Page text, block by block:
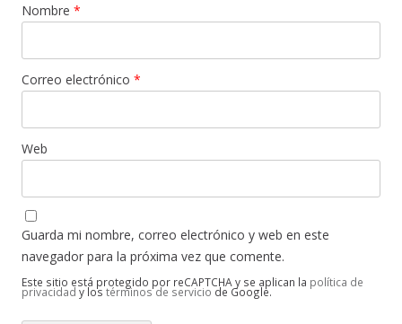
Nombre *
Correo electrónico *
Web
Guarda mi nombre, correo electrónico y web en este
navegador para la próxima vez que comente.
Este sitio está protegido por reCAPTCHA y se aplican la política de
privacidad y los términos de servicio de Google.